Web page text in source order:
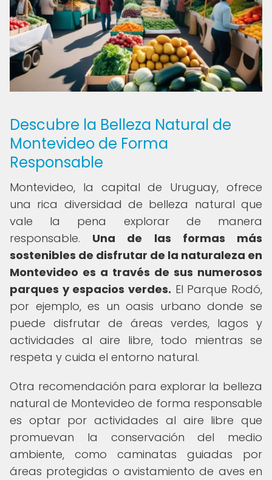
Descubre la Belleza Natural de
Montevideo de Forma
Responsable
Montevideo, la capital de Uruguay, ofrece
una rica diversidad de belleza natural que
vale la pena explorar de manera
responsable. Una de las formas más
sostenibles de disfrutar de la naturaleza en
Montevideo es a través de sus numerosos
parques y espacios verdes. El Parque Rodó,
por ejemplo, es un oasis urbano donde se
puede disfrutar de áreas verdes, lagos y
actividades al aire libre, todo mientras se
respeta y cuida el entorno natural.
Otra recomendación para explorar la belleza
natural de Montevideo de forma responsable
es optar por actividades al aire libre que
promuevan la conservación del medio
ambiente, como caminatas guiadas por
áreas protegidas o avistamiento de aves en